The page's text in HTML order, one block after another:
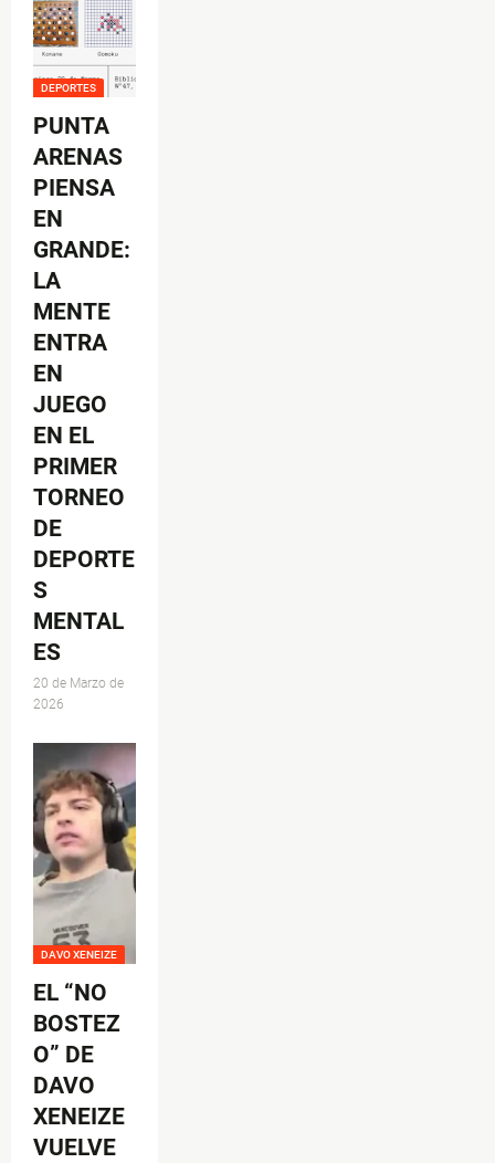
DEPORTES
PUNTA
ARENAS
PIENSA
EN
GRANDE:
LA
MENTE
ENTRA
EN
JUEGO
EN EL
PRIMER
TORNEO
DE
DEPORTE
S
MENTAL
ES
20 de Marzo de
2026
DAVO XENEIZE
EL “NO
BOSTEZ
O” DE
DAVO
XENEIZE
VUELVE